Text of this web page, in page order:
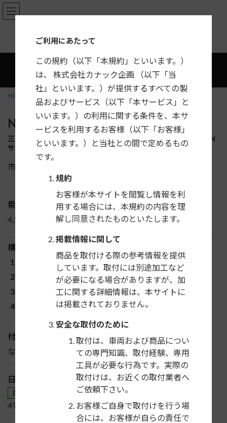
コ
ン
ツ
ナ
ビ
シ
カーナビ・カーAV取付キット適合情報
HOME
NKK-M33D
三菱 タウンボックス／タウンボックスワイド／ミニキャブ用 DIN
サイズカーAV取付キット
市販の1DIN+1DINを取付けるためのキットです。
希望小売価格
4,500円＋税
構成部品
ブラケット一式
コネクター（14P）
付属ステリモ配線
なし
日東工業JANコード
在庫販売
4976135701289
ご利用にあたって
この規約（以下「本規約」といいます。）
は、 株式会社カナック企画 （以下「当
社」といいます。）が提供するすべての製
品およびサービス（以下「本サービス」と
いいます。）の利用に関する条件を、本サ
ービスを利用するお客様（以下「お客様」
といいます。）と当社との間で定めるもの
です。
規約
お客様が本サイトを閲覧し情報を利
用する場合には、本規約の内容を理
解し同意されたものといたします。
掲載情報に関して
商品を取付ける際の参考情報を提供
しています。取付には別途加工など
が必要になる場合がありますが、加
工に関する詳細情報は、本サイトに
は掲載されておりません。
安全な取付のために
取付は、車両および商品につい
ての専門知識、取付経験、専用
工具が必要な行為です。実際の
取付けは、お近くの取付業者へ
ご依頼下さい。
お客様ご自身で取付けを行う場
合には、お客様が自らの責任で